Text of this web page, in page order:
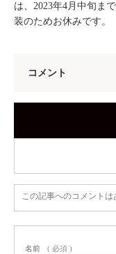
は、2023年4月中旬ま
装のためお休みです。
コメント
この記事へのコメントは
名前 ( 必須 )